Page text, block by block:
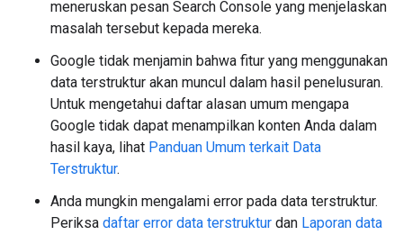
meneruskan pesan Search Console yang menjelaskan
masalah tersebut kepada mereka.
Google tidak menjamin bahwa fitur yang menggunakan
data terstruktur akan muncul dalam hasil penelusuran.
Untuk mengetahui daftar alasan umum mengapa
Google tidak dapat menampilkan konten Anda dalam
hasil kaya, lihat Panduan Umum terkait Data
Terstruktur.
Anda mungkin mengalami error pada data terstruktur.
Periksa daftar error data terstruktur dan Laporan data